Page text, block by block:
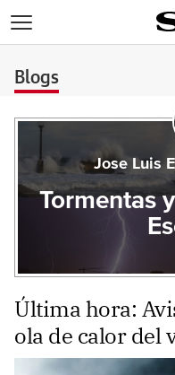
Blogs
Jose Luis
Tormentas
Última hora:
ola de calor del